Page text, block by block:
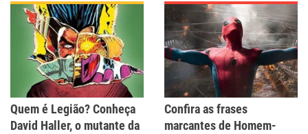
Quem é Legião? Conheça
David Haller, o mutante da
Confira as frases
marcantes de Homem-